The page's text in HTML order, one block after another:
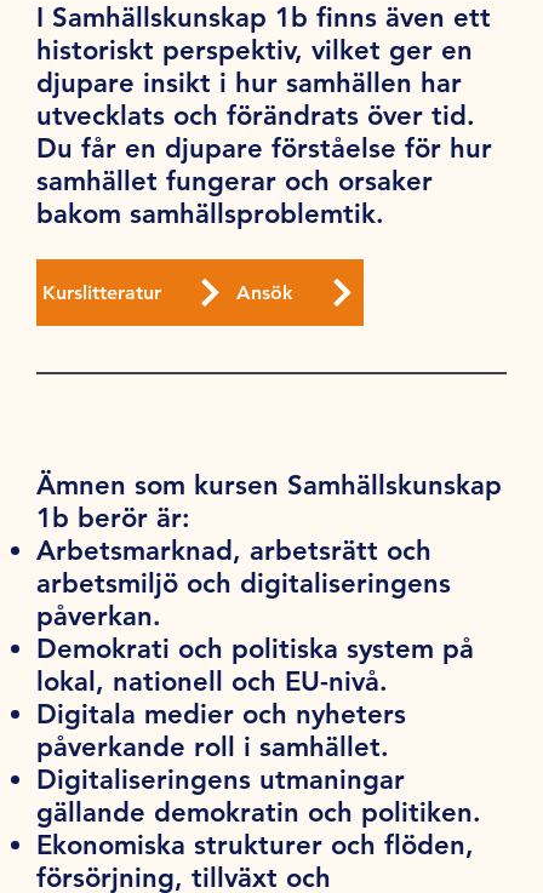
I Samhällskunskap 1b finns även ett
historiskt perspektiv, vilket ger en
djupare insikt i hur samhällen har
utvecklats och förändrats över tid.
Du får en djupare förståelse för hur
samhället fungerar och orsaker
bakom samhällsproblemtik.
Kurslitteratur Ansök
Ämnen som kursen Samhällskunskap
1b berör är:
Arbetsmarknad, arbetsrätt och
arbetsmiljö och digitaliseringens
påverkan.
Demokrati och politiska system på
lokal, nationell och EU-nivå.
Digitala medier och nyheters
påverkande roll i samhället.
Digitaliseringens utmaningar
gällande demokratin och politiken.
Ekonomiska strukturer och flöden,
försörjning, tillväxt och